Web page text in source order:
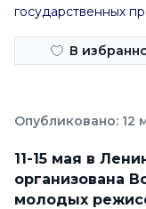
государственных
В
Опубликовано: 12
11-15 мая в
организована
молодых